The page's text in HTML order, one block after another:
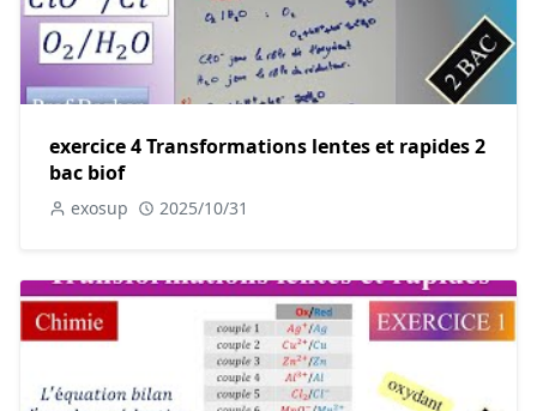
exercice 4 Transformations lentes et rapides 2
bac biof
exosup 2025/10/31